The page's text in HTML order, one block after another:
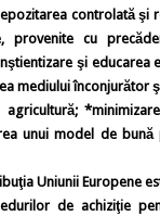
controlată şi
provenite cu
şi educarea
mediului înconjurător
unui model de
Uniunii Europene
de achiziţie